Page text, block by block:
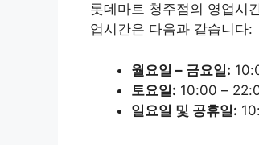
롯데마트 청주점의 영업시
업시간은 다음과 같습니다:
월요일 – 금요일:
토요일: 10:00 –
일요일 및 공휴일: